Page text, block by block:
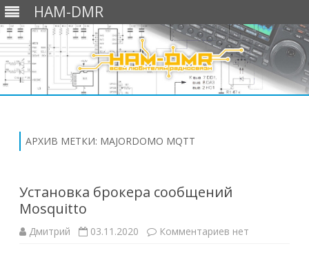
HAM-DMR
АРХИВ МЕТКИ: MAJORDOMO MQTT
Установка брокера сообщений
Mosquitto
Дмитрий 03.11.2020 Комментариев кнет